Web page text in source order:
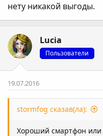
нету никакой выгоды.
Lucia
Пользователи
19.07.2016
stormfog сказав(ла):
Хороший смартфон или